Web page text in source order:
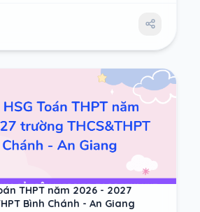
THPT năm 2026 - 2027
Bình Chánh - An Giang